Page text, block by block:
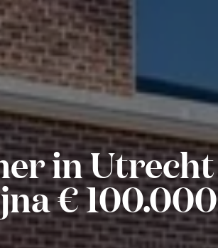
in Utrecht
€ 100.000